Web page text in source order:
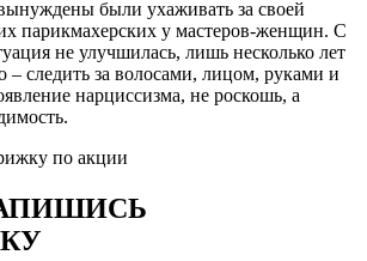
были ухаживать за своей
парикмахерских у мастеров-женщин. С
не улучшилась, лишь несколько лет
– следить за волосами, лицом, руками и
нарциссизма, не роскошь, а